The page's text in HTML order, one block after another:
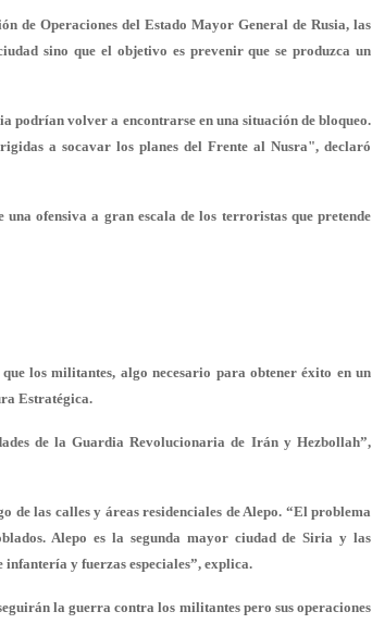
de Operaciones del Estado Mayor General de Rusia, las
sino que el objetivo es prevenir que se produzca un
podrían volver a encontrarse en una situación de bloqueo.
a socavar los planes del Frente al Nusra", declaró
ofensiva a gran escala de los terroristas que pretende
los militantes, algo necesario para obtener éxito en un
Estratégica.
de la Guardia Revolucionaria de Irán y Hezbollah”,
las calles y áreas residenciales de Alepo. “El problema
Alepo es la segunda mayor ciudad de Siria y las
infantería y fuerzas especiales”, explica.
la guerra contra los militantes pero sus operaciones